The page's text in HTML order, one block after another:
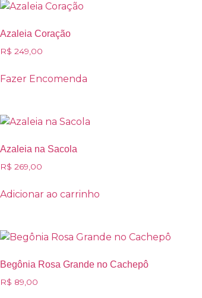
Azaleia Coração
R$ 249,00
Fazer Encomenda
Azaleia na Sacola
R$ 269,00
Adicionar ao carrinho
Begônia Rosa Grande no Cachepô
R$ 89,00